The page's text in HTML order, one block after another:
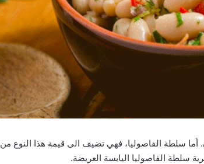
أما سلطة الفاصوليا، فهي تضيف الى قيمة هذا النوع من
سلطة الفاصوليا اليابسة العريضة.